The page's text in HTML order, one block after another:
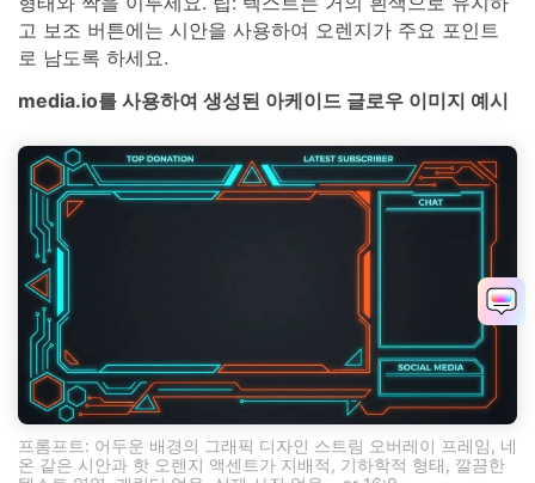
고 보조 버튼에는 시안을 사용하여 오렌지가 주요 포인트
로 남도록 하세요.
media.io를 사용하여 생성된 아케이드 글로우 이미지 예시
프롬프트: 어두운 배경의 그래픽 디자인 스트림 오버레이 프레임, 네
온 같은 시안과 핫 오렌지 액센트가 지배적, 기하학적 형태, 깔끔한